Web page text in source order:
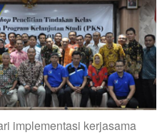
implementasi kerjasama